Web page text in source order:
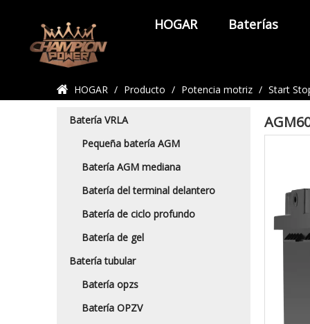
HOGAR Baterías
Detalles del producto
HOGAR / Producto / Potencia motriz / Start
Batería VRLA
Pequeña batería AGM
Batería AGM mediana
Batería del terminal delantero
Batería de ciclo profundo
Batería de gel
Batería tubular
Batería opzs
Batería OPZV